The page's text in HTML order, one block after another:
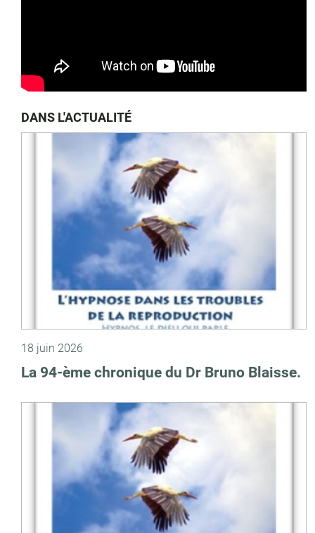
DANS L'ACTUALITÉ
18 juin 2026
La 94-ème chronique du Dr Bruno Blaisse.